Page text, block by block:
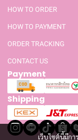
เว็บไซต์นี้มีก
HOW TO ORDER
HOW TO PAYMENT
ORDER TRACKING
CONTACT US
Payment
Shipping